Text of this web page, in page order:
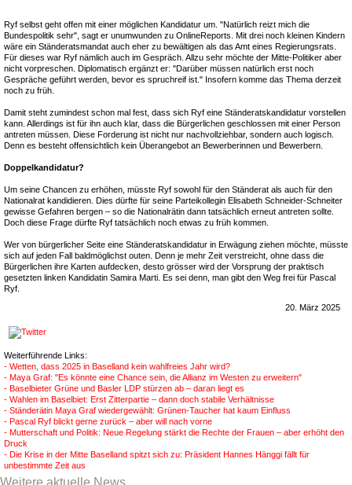
Ryf selbst geht offen mit einer möglichen Kandidatur um. "Natürlich reizt mich die
Bundespolitik sehr", sagt er unumwunden zu OnlineReports. Mit drei noch kleinen Kindern
wäre ein Ständeratsmandat auch eher zu bewältigen als das Amt eines Regierungsrats.
Für dieses war Ryf nämlich auch im Gespräch. Allzu sehr möchte der Mitte-Politiker aber
nicht vorpreschen. Diplomatisch ergänzt er: "Darüber müssen natürlich erst noch
Gespräche geführt werden, bevor es spruchreif ist." Insofern komme das Thema derzeit
noch zu früh.
Damit steht zumindest schon mal fest, dass sich Ryf eine Ständeratskandidatur vorstellen
kann. Allerdings ist für ihn auch klar, dass die Bürgerlichen geschlossen mit einer Person
antreten müssen. Diese Forderung ist nicht nur nachvollziehbar, sondern auch logisch.
Denn es besteht offensichtlich kein Überangebot an Bewerberinnen und Bewerbern.
Doppelkandidatur?
Um seine Chancen zu erhöhen, müsste Ryf sowohl für den Ständerat als auch für den
Nationalrat kandidieren. Dies dürfte für seine Parteikollegin Elisabeth Schneider-Schneiter
gewisse Gefahren bergen – so die Nationalrätin dann tatsächlich erneut antreten sollte.
Doch diese Frage dürfte Ryf tatsächlich noch etwas zu früh kommen.
Wer von bürgerlicher Seite eine Ständeratskandidatur in Erwägung ziehen möchte, müsste
sich auf jeden Fall baldmöglichst outen. Denn je mehr Zeit verstreicht, ohne dass die
Bürgerlichen ihre Karten aufdecken, desto grösser wird der Vorsprung der praktisch
gesetzten linken Kandidatin Samira Marti. Es sei denn, man gibt den Weg frei für Pascal
Ryf.
20. März 2025
Weiterführende Links:
- Wetten, dass 2025 in Baselland kein wahlfreies Jahr wird?
- Maya Graf: "Es könnte eine Chance sein, die Allianz im Westen zu erweitern"
- Baselbieter Grüne und Basler LDP stürzen ab – daran liegt es
- Wahlen im Baselbiet: Erst Zitterpartie – dann doch stabile Verhältnisse
- Ständerätin Maya Graf wiedergewählt: Grünen-Taucher hat kaum Einfluss
- Pascal Ryf blickt gerne zurück – aber will nach vorne
- Mutterschaft und Politik: Neue Regelung stärkt die Rechte der Frauen – aber erhöht den
Druck
- Die Krise in der Mitte Baselland spitzt sich zu: Präsident Hannes Hänggi fällt für
unbestimmte Zeit aus
Weitere aktuelle News